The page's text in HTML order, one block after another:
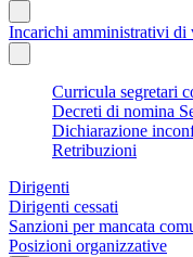
Incarichi amministrativi di
Curricula segretari
Decreti di nomina
Dichiarazione
Retribuzioni
Dirigenti
Dirigenti cessati
Sanzioni per mancata
Posizioni organizzative